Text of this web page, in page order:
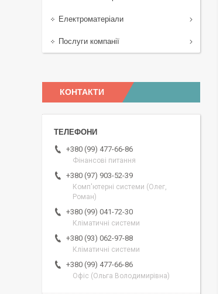
Електроматеріали
Послуги компанії
КОНТАКТИ
+380 (99) 477-66-86
Фінансові питання
+380 (97) 903-52-39
Комп'ютерні системи (Олег,
Роман)
+380 (99) 041-72-30
Кліматичні системи
+380 (93) 062-97-88
Кліматичні системи
+380 (99) 477-66-86
Офіс (Ольга Володимирівна)